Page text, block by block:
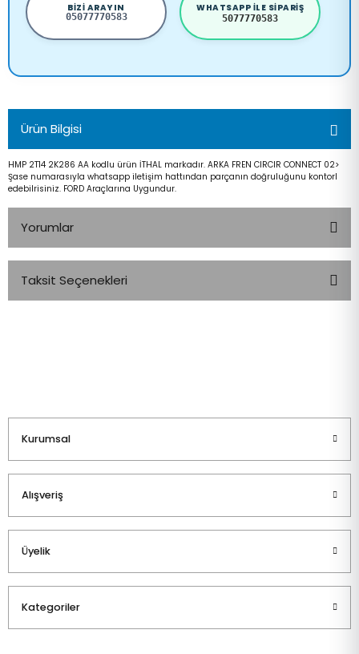
BIZI ARAYIN
05077770583
WHATSAPP ILE SIPARIŞ
5077770583
Ürün Bilgisi
HMP 2T14 2K286 AA kodlu ürün İTHAL markadır. ARKA FREN CIRCIR CONNECT 02>
Şase numarasıyla whatsapp iletişim hattından parçanın doğruluğunu kontorl
edebilrisiniz. FORD Araçlarına Uygundur.
Yorumlar
Taksit Seçenekleri
Kurumsal
Alışveriş
Üyelik
Kategoriler